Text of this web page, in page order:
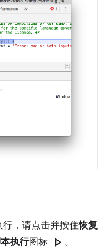
，请点击并按住恢复
执行图标 play_arrow 。